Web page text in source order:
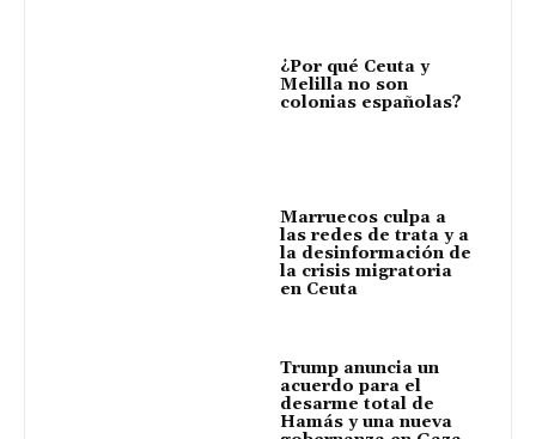
¿Por qué Ceuta y
Melilla no son
colonias españolas?
Marruecos culpa a
las redes de trata y a
la desinformación de
la crisis migratoria
en Ceuta
Trump anuncia un
acuerdo para el
desarme total de
Hamás y una nueva